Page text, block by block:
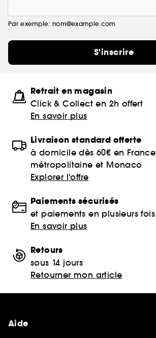
Par exemple: nom@example.com
S'inscrire
Retrait en magasin
Click & Collect en 2h offert
En savoir plus
Livraison standard offerte
à domicile dès 60€ en France
métropolitaine et Monaco
Explorer l'offre
Paiements sécurisés
et paiements en plusieurs fois
En savoir plus
Retours
sous 14 jours
Retourner mon article
Aide